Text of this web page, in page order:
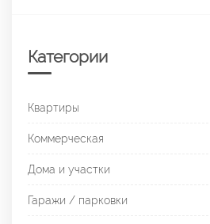
Категории
Квартиры
Коммерческая
Дома и участки
Гаражи / парковки